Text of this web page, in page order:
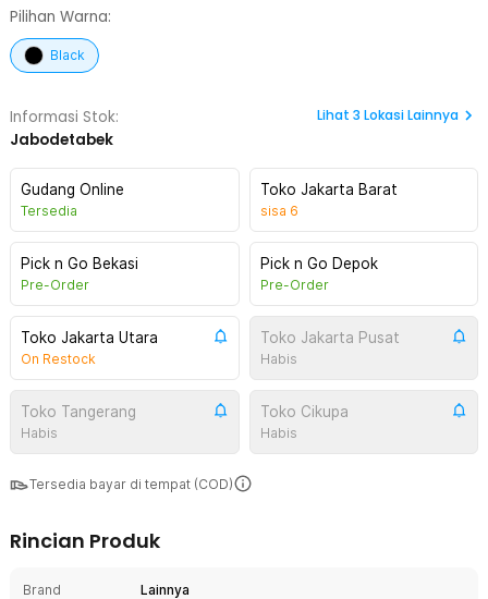
Pilihan Warna:
Black
Informasi Stok:
Jabodetabek
Lihat 3 Lokasi Lainnya
Gudang Online
Tersedia
Toko Jakarta Barat
sisa 6
Pick n Go Bekasi
Pre-Order
Pick n Go Depok
Pre-Order
Toko Jakarta Utara
On Restock
Toko Jakarta Pusat
Habis
Toko Tangerang
Habis
Toko Cikupa
Habis
Tersedia bayar di tempat (COD)
Rincian Produk
Brand
Lainnya